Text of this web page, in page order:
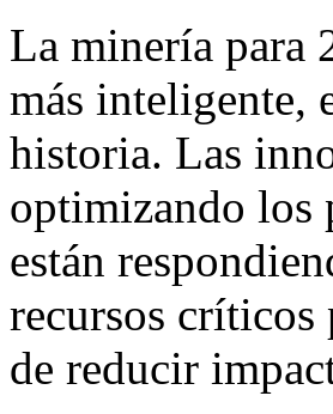
La minería para
más inteligente,
historia. Las
optimizando los
están
recursos críticos
de reducir